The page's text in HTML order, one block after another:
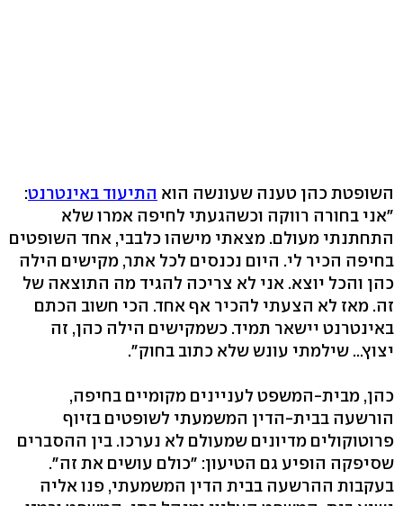
השופטת כהן טענה שעונשה הוא התיעוד באינטרנט:
"אני בחורה רווקה וכשהגעתי לחיפה אמרו שלא
התחתנתי מעולם. מצאתי מישהו כלבבי, אחד השופטים
בחיפה הכיר לי. היום נכנסים לכל אתר, מקישים הילה
כהן והכל יוצא. אני לא צריכה להגיד מה התוצאה של
זה. מאז לא הצעתי להכיר אף אחד. הכי חשוב הכתם
באינטרנט יישאר תמיד. כשמקישים הילה כהן, זה
יצוץ... שילמתי עונש שלא כתוב בחוק".
כהן, מבית-המשפט לעניינים מקומיים בחיפה,
הורשעה בבית-הדין המשמעתי לשופטים בזיוף
פרוטוקולים מדיונים שמעולם לא נערכו. בין ההסברים
שסיפקה הופיע גם הטיעון: "כולם עושים את זה".
בעקבות ההרשעה בבית הדין המשמעתי, פנו אליה